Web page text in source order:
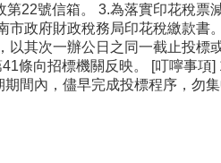
22號信箱。 3.為落實印花稅票
政府財政稅務局印花稅繳款書
其次一辦公日之同一截止投標
條向招標機關反映。 [叮嚀事項]
間內，儘早完成投標程序，勿